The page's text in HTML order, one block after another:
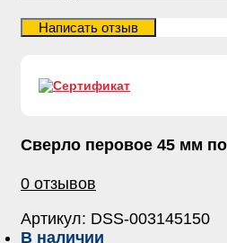
Сверло перовое 45 мм
0 отзывов
Артикул: DSS-003145150
В наличии